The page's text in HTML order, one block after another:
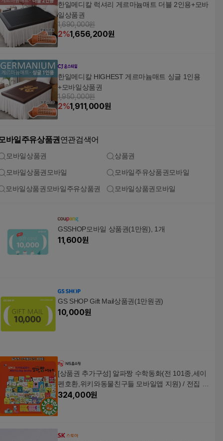
한일메디칼 럭셔리 게르마늄매트 더블 2인용+모바
일상품권
1,690,000원
2%1,656,200원
한일메디칼 HIGHEST 게르마늄매트 싱글 1인용
+모바일상품권
1,950,000원
2%1,911,000원
바일주유상품권 연관검색어
모바일상품권 상품권
모바일상품권모바일 모바일주유상품권모바일
모바일상품권모바일주유상품권 모바일상품권모바일
GSSHOP모바일 상품권(1만원), 1개
11,600원
GS SHOP Gift Mail상품권(1만원권)
10,000원
[상품권 추가구성] 알파짱 수학동화(전 101종,세이
펜호환,위키와동물친구들 모바일앱 지원) / 전집 /
추천도서 / 권장도서
324,000원